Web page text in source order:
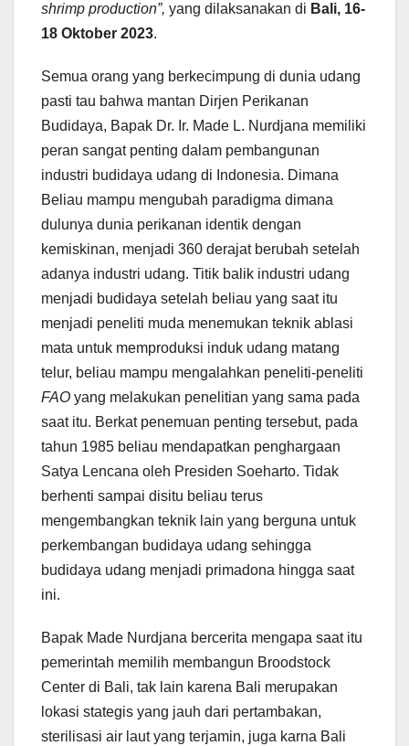
shrimp production”, yang dilaksanakan di Bali, 16-
18 Oktober 2023.
Semua orang yang berkecimpung di dunia udang
pasti tau bahwa mantan Dirjen Perikanan
Budidaya, Bapak Dr. Ir. Made L. Nurdjana memiliki
peran sangat penting dalam pembangunan
industri budidaya udang di Indonesia. Dimana
Beliau mampu mengubah paradigma dimana
dulunya dunia perikanan identik dengan
kemiskinan, menjadi 360 derajat berubah setelah
adanya industri udang. Titik balik industri udang
menjadi budidaya setelah beliau yang saat itu
menjadi peneliti muda menemukan teknik ablasi
mata untuk memproduksi induk udang matang
telur, beliau mampu mengalahkan peneliti-peneliti
FAO yang melakukan penelitian yang sama pada
saat itu. Berkat penemuan penting tersebut, pada
tahun 1985 beliau mendapatkan penghargaan
Satya Lencana oleh Presiden Soeharto. Tidak
berhenti sampai disitu beliau terus
mengembangkan teknik lain yang berguna untuk
perkembangan budidaya udang sehingga
budidaya udang menjadi primadona hingga saat
ini.
Bapak Made Nurdjana bercerita mengapa saat itu
pemerintah memilih membangun Broodstock
Center di Bali, tak lain karena Bali merupakan
lokasi stategis yang jauh dari pertambakan,
sterilisasi air laut yang terjamin, juga karna Bali